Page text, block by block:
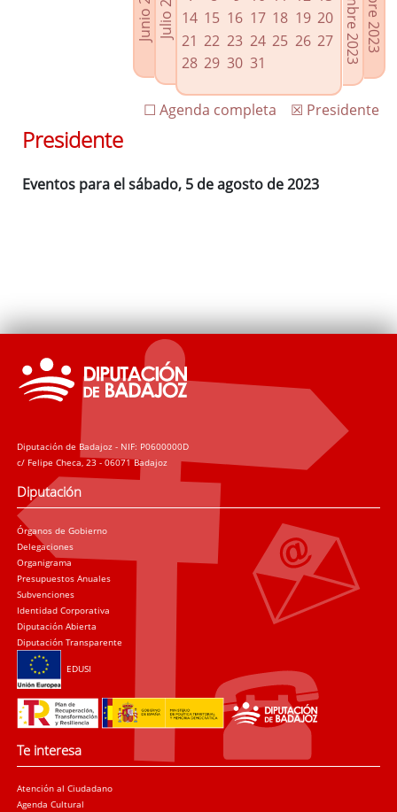
Agenda de Presidencia
Plenos provinciales y Juntas de gobierno
Oficina de Proyectos Europeos
14 15 16 17 18 19 20
21 22 23 24 25 26 27
28 29 30 31
☒ Presidente
☐ Agenda completa
Presidente
Eventos para el sábado, 5 de agosto de 2023
Diputación de Badajoz - NIF: P0600000D
c/ Felipe Checa, 23 - 06071 Badajoz
Diputación
Órganos de Gobierno
Delegaciones
Organigrama
Presupuestos Anuales
Subvenciones
Identidad Corporativa
Diputación Abierta
Diputación Transparente
EDUSI
Te interesa
Atención al Ciudadano
Agenda Cultural